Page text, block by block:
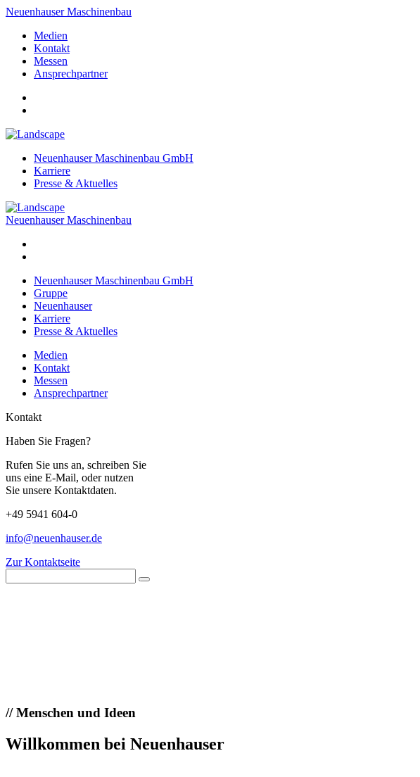
Neuenhauser Maschinenbau
Medien
Kontakt
Messen
Ansprechpartner
Neuenhauser Maschinenbau GmbH
Karriere
Presse & Aktuelles
Neuenhauser Maschinenbau
Neuenhauser Maschinenbau GmbH
Gruppe
Neuenhauser
Karriere
Presse & Aktuelles
Medien
Kontakt
Messen
Ansprechpartner
Kontakt
Haben Sie Fragen?
Rufen Sie uns an, schreiben Sie
uns eine E-Mail, oder nutzen
Sie unsere Kontaktdaten.
+49 5941 604-0
info@neuenhauser.de
Zur Kontaktseite
//Menschen und Ideen
Willkommen bei Neuenhauser